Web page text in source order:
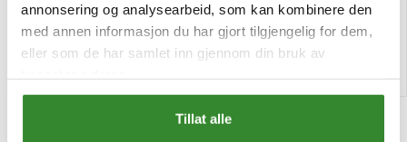
annonsering og analysearbeid, som kan kombinere den
med annen informasjon du har gjort tilgjengelig for dem,
eller som de har samlet inn gjennom din bruk av
Tillat alle
Tilgjengelig
Kjøp
Tilgjengelig
Kjøp